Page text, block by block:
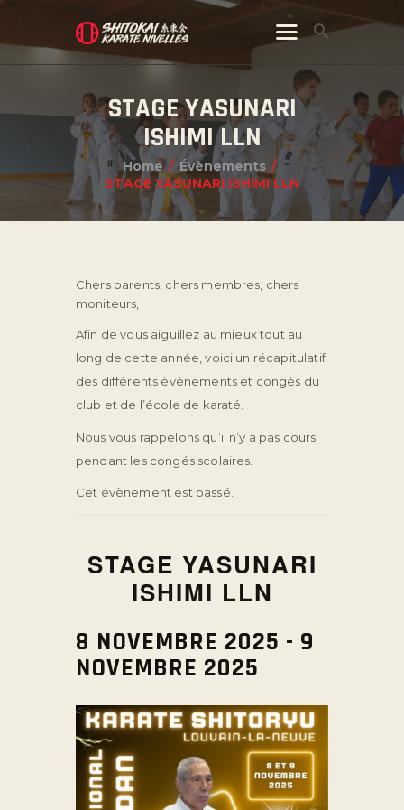
STAGE YASUNARI
ISHIMI LLN
Home
Évènements
STAGE YASUNARI ISHIMI LLN
Chers parents, chers membres, chers
moniteurs,
Afin de vous aiguillez au mieux tout au
long de cette année, voici un récapitulatif
des différents événements et congés du
club et de l’école de karaté.
Nous vous rappelons qu’il n’y a pas cours
pendant les congés scolaires.
Cet évènement est passé.
STAGE YASUNARI
ISHIMI LLN
8 NOVEMBRE 2025 - 9
NOVEMBRE 2025